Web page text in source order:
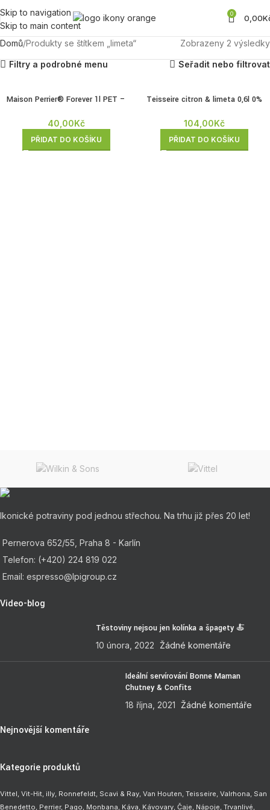
Skip to navigation
Skip to main content
0 0,00
Domů Produkty se štítkem „limeta“ Zobrazeny 2 výsledky
Filtry a podrobné menu Seřadit nebo filtrovat
Maison Perrier® Forever 1l PET –
40,00Kč
PŘIDAT DO KOŠÍKU
Teisseire citron & limeta 0,6l 0%
104,00Kč
PŘIDAT DO KOŠÍKU
Ikonické potraviny pod jednou střechou. Na trhu již přes 20 let!
Pernerova 652/55, Praha 8 - Karlín
Telefon: (+420) 224 819 022
Email: espresso@lpigroup.cz
Video-blog
Těstoviny nejsou jen kolínka a špagety 🍝
10 února, 2022 Žádné komentáře
Ideální servírování Bonne Maman
Chutney & Confits
18 října, 2021 Žádné komentáře
Nejnovější komentáře
Kategorie produktů
Vittel, Vit-Hit illy Ronnefeldt Scavi & Ray Van Houten Teisseire Valrhona San
Benedetto Perrier, Pago Monbana Káva Kávovary Čaje Nápoje Trvanlivé